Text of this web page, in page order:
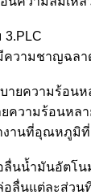
3.PLC
ความชาญฉล
ายความร้อนห
ความร้อนหลา
งานที่อุณหภูมิที่
ลื่นน้ำมันอัตโน
อลื่นแต่ละส่ว